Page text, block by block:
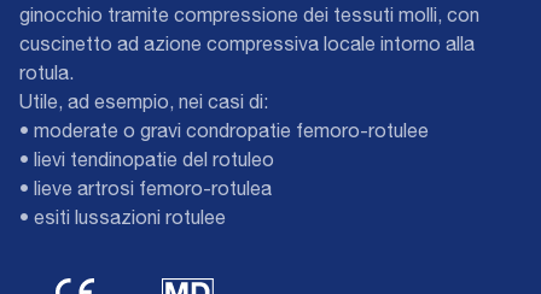
ginocchio tramite compressione dei tessuti molli, con
cuscinetto ad azione compressiva locale intorno alla
rotula.
Utile, ad esempio, nei casi di:
• moderate o gravi condropatie femoro-rotulee
• lievi tendinopatie del rotuleo
• lieve artrosi femoro-rotulea
• esiti lussazioni rotulee